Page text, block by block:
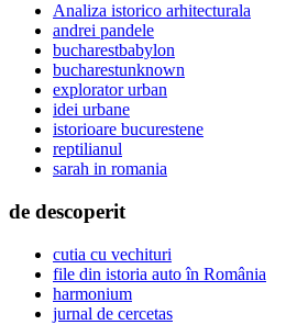
Analiza istorico arhitecturala
andrei pandele
bucharestbabylon
bucharestunknown
explorator urban
idei urbane
istorioare bucurestene
reptilianul
sarah in romania
de descoperit
cutia cu vechituri
file din istoria auto în România
harmonium
jurnal de cercetas